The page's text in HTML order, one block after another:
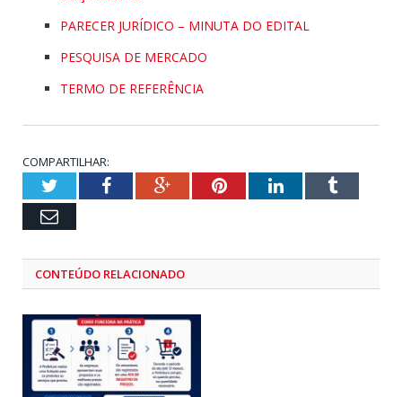
PARECER JURÍDICO – MINUTA DO EDITAL
PESQUISA DE MERCADO
TERMO DE REFERÊNCIA
COMPARTILHAR:
TwitterFacebookGoogle+PinterestLinkedInTumblr
Email
CONTEÚDO RELACIONADO